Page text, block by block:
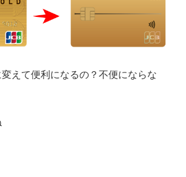
変えて便利になるの？不便にならな